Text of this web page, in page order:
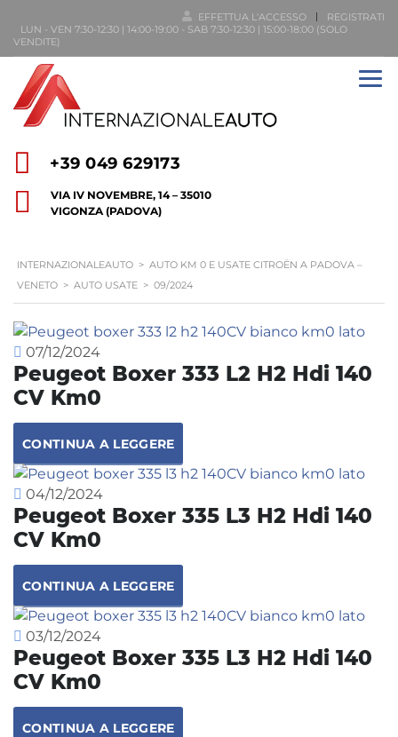
EFFETTUA L'ACCESSO
REGISTRATI
LUN - VEN 7:30-12:30 | 14:00-19:00 - SAB 7:30-12:30 | 15:00-18:00 (SOLO
VENDITE)
+39 049 629173
VIA IV NOVEMBRE, 14 – 35010
VIGONZA (PADOVA)
INTERNAZIONALEAUTO > AUTO KM 0 E USATE CITROËN A PADOVA –
VENETO > AUTO USATE > 09/2024
07/12/2024
Peugeot Boxer 333 L2 H2 Hdi 140
CV Km0
CONTINUA A LEGGERE
04/12/2024
Peugeot Boxer 335 L3 H2 Hdi 140
CV Km0
CONTINUA A LEGGERE
03/12/2024
Peugeot Boxer 335 L3 H2 Hdi 140
CV Km0
CONTINUA A LEGGERE